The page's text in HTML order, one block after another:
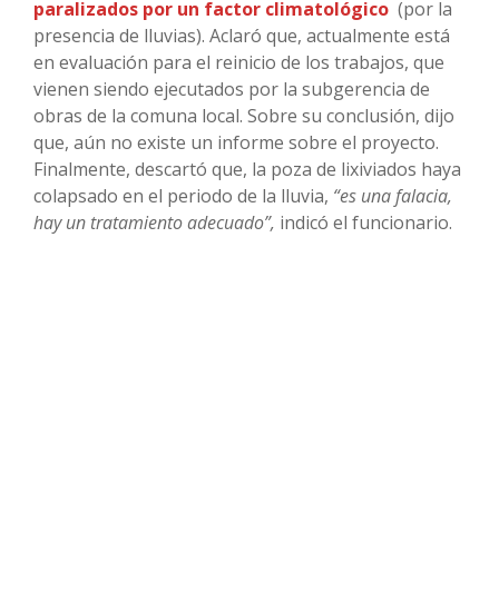
paralizados por un factor climatológico (por la
presencia de lluvias). Aclaró que, actualmente está
en evaluación para el reinicio de los trabajos, que
vienen siendo ejecutados por la subgerencia de
obras de la comuna local. Sobre su conclusión, dijo
que, aún no existe un informe sobre el proyecto.
Finalmente, descartó que, la poza de lixiviados haya
colapsado en el periodo de la lluvia, “es una falacia,
hay un tratamiento adecuado”, indicó el funcionario.